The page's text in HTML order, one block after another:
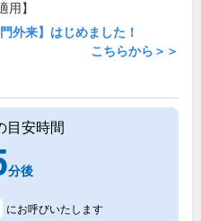
用】
外来】はじめました！
こちらから＞＞
目安時間
分後
にお呼びいたします